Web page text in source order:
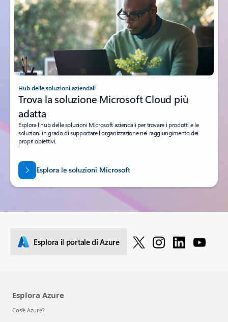
Hub delle soluzioni aziendali
Trova la soluzione Microsoft Cloud più
adatta
Esplora l'hub delle soluzioni Microsoft aziendali per trovare i prodotti e le
soluzioni in grado di supportare l'organizzazione nel raggiungimento dei
propri obiettivi.
Esplora le soluzioni Microsoft
Esplora il portale di Azure
Esplora Azure
Cos'è Azure?